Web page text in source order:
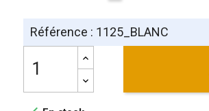
Référence : 1125_BLANC